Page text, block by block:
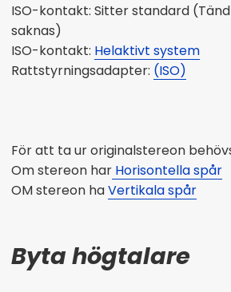
ISO-kontakt: Sitter standard
saknas)
ISO-kontakt: Helaktivt system
Rattstyrningsadapter: (ISO)
För att ta ur originalstereon
Om stereon har Horisontella spår
OM stereon haVertikala spår
Byta högtalare